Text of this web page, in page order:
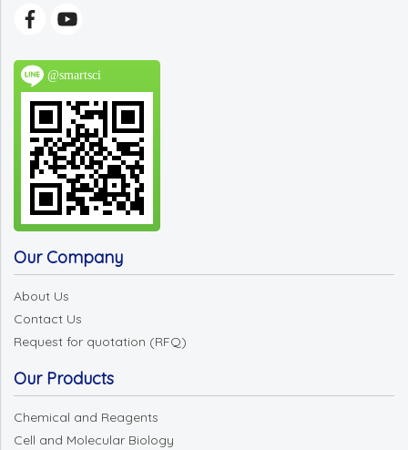
@smartsci
Our Company
About Us
Contact Us
Request for quotation (RFQ)
Our Products
Chemical and Reagents
Cell and Molecular Biology